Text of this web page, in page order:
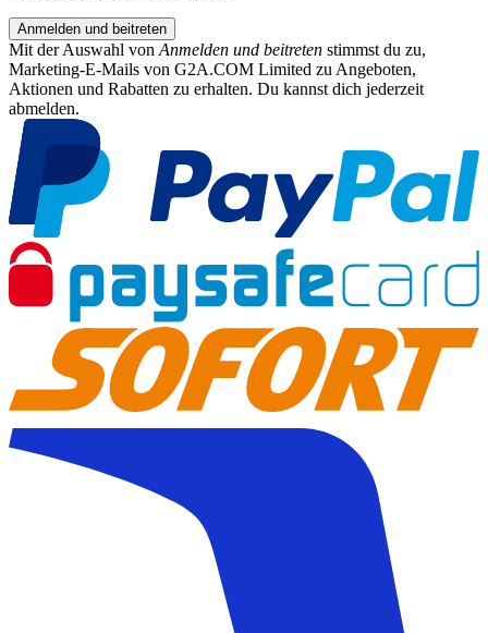
Anmelden und beitreten
Mit der Auswahl von Anmelden und beitreten stimmst du zu,
Marketing-E-Mails von G2A.COM Limited zu Angeboten,
Aktionen und Rabatten zu erhalten. Du kannst dich jederzeit
abmelden.